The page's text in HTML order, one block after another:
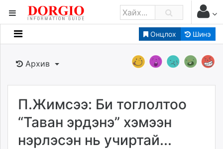
Онцлох Шинэ
Мэдээллийн
Банк санхүү
Бизнес ААН
Төрийн
dorgio.mn
Архив
П.Жимсээ: Би тоглолтоо
“Таван эрдэнэ” хэмээн
нэрлэсэн нь учиртай...